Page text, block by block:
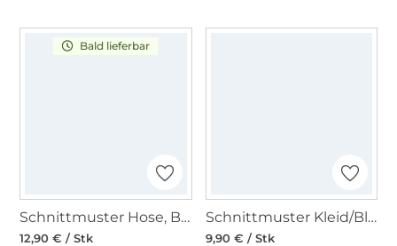
Bald lieferbar
Schnittmuster Hose, Burda 6229
12,90 € / Stk
Schnittmuster Kleid/Bluse, Burda 5639
9,90 € / Stk